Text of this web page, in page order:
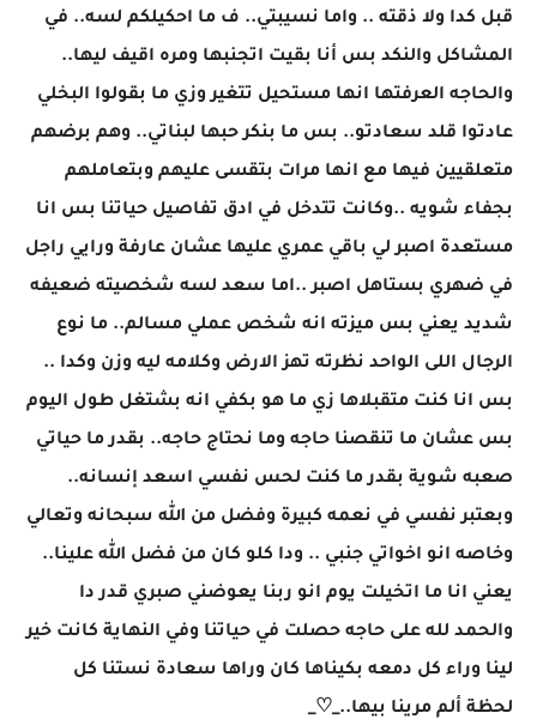
قبل كدا ولا ذقته .. واما نسيبتي.. ف ما احكيلكم لسه.. في
المشاكل والنكد بس أنا بقيت اتجنبها ومره اقيف ليها..
والحاجه العرفتها انها مستحيل تتغير وزي ما بقولوا البخلي
عادتوا قلد سعادتو.. بس ما بنكر حبها لبناتي.. وهم برضهم
متعلقيين فيها مع انها مرات بتقسى عليهم وبتعاملهم
بجفاء شويه ..وكانت تتدخل في ادق تفاصيل حياتنا بس انا
مستعدة اصبر لي باقي عمري عليها عشان عارفة ورايي راجل
في ضهري بستاهل اصبر ..اما سعد لسه شخصيته ضعيفه
شديد يعني بس ميزته انه شخص عملي مسالم.. ما نوع
الرجال اللى الواحد نظرته تهز الارض وكلامه ليه وزن وكدا ..
بس انا كنت متقبلاها زي ما هو بكفي انه بشتغل طول اليوم
بس عشان ما تنقصنا حاجه وما نحتاج حاجه.. بقدر ما حياتي
صعبه شوية بقدر ما كنت لحس نفسي اسعد إنسانه..
وبعتبر نفسي في نعمه كبيرة وفضل من الله سبحانه وتعالي
وخاصه انو اخواتي جنبي .. ودا كلو كان من فضل الله علينا..
يعني انا ما اتخيلت يوم انو ربنا يعوضني صبري قدر دا
والحمد لله على حاجه حصلت في حياتنا وفي النهاية كانت خير
لينا وراء كل دمعه بكيناها كان وراها سعادة نستنا كل
لحظة ألم مرينا بيها.._♡_